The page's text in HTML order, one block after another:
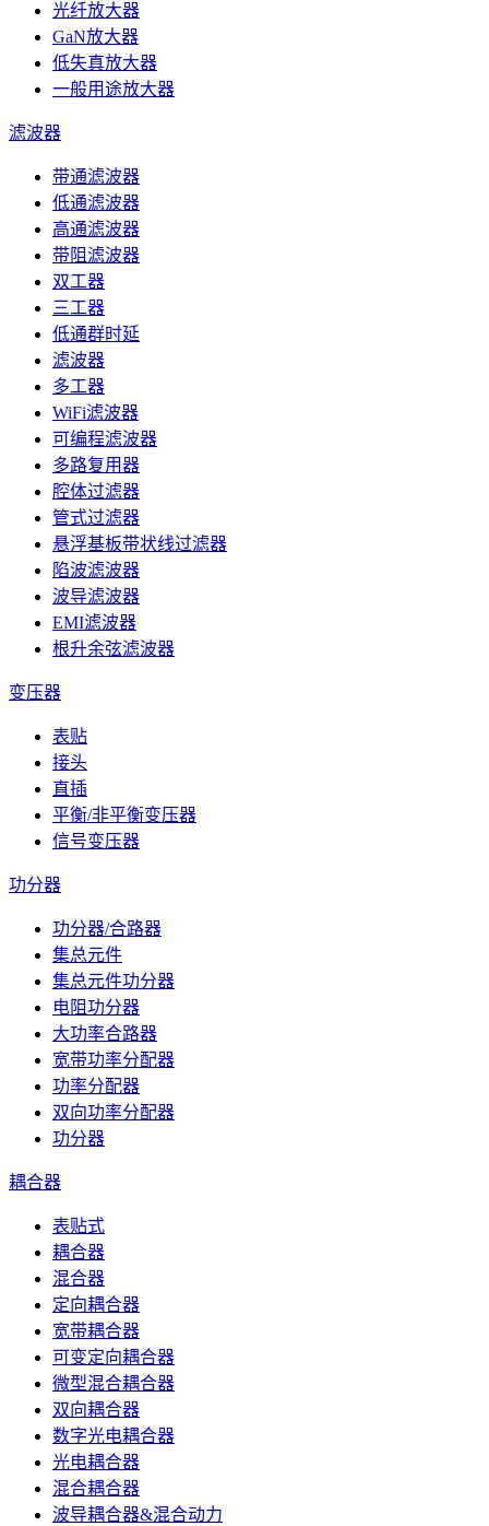
光纤放大器
GaN放大器
低失真放大器
一般用途放大器
滤波器
带通滤波器
低通滤波器
高通滤波器
带阻滤波器
双工器
三工器
低通群时延
滤波器
多工器
WiFi滤波器
可编程滤波器
多路复用器
腔体过滤器
管式过滤器
悬浮基板带状线过滤器
陷波滤波器
波导滤波器
EMI滤波器
根升余弦滤波器
变压器
表贴
接头
直插
平衡/非平衡变压器
信号变压器
功分器
功分器/合路器
集总元件
集总元件功分器
电阻功分器
大功率合路器
宽带功率分配器
功率分配器
双向功率分配器
功分器
耦合器
表贴式
耦合器
混合器
定向耦合器
宽带耦合器
可变定向耦合器
微型混合耦合器
双向耦合器
数字光电耦合器
光电耦合器
混合耦合器
波导耦合器&混合动力